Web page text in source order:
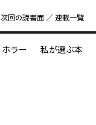
次回の読書⾯ 連載一覧
ホラー 私が選ぶ本